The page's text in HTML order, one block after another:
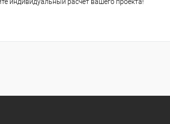
индивидуальный расчет вашего проекта!